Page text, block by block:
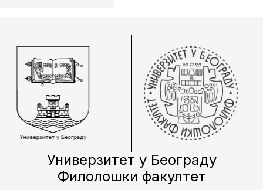
Универзитет у Београду
Филолошки факултет